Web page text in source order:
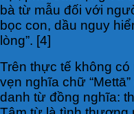
bà từ mẫu đối với
bọc con, dầu nguy
lòng”. [4]
Trên thực tế không
vẹn nghĩa chữ
danh từ đồng nghĩa: